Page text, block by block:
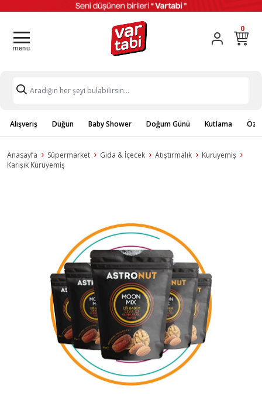
0
Alışveriş Düğün Baby Shower Doğum Günü Kutlama
Anasayfa Süpermarket Gıda & İçecek Atıştırmalık
Kuruyemiş
Karışık Kuruyemiş